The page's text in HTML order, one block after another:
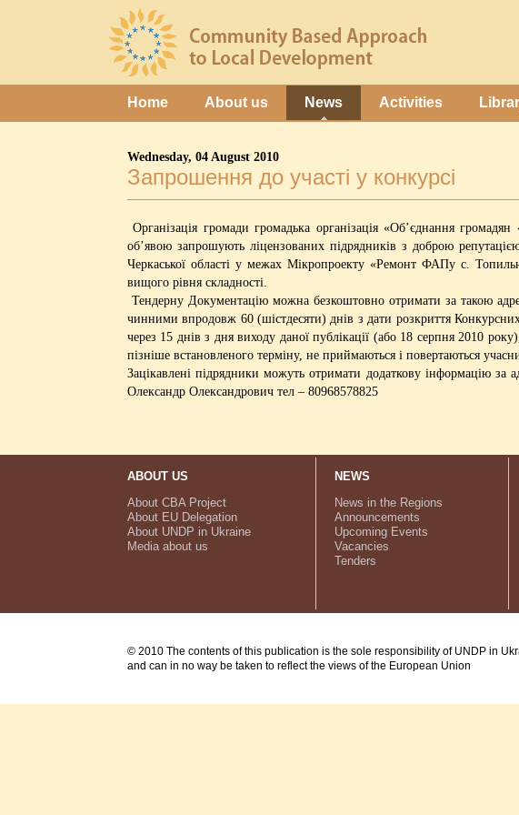
Home About us News Activities
Wednesday, 04 August 2010
Запрошення до участі у конкурсі
Організація громади громадька організація «Об’єднання
об’явою запрошують ліцензованих підрядників з доброю
Черкаської області у межах Мікропроекту «Ремонт ФАПу с.
вищого рівня складності.
Тендерну Документацію можна безкоштовно отримати за такою
чинними впродовж 60 (шістдесяти) днів з дати розкриття
через 15 днів з дня виходу даної публікації (або 18 серпня 2010
пізніше встановленого терміну, не приймаються і повертаються
Зацікавлені підрядники можуть отримати додаткову інформацію
Олександр Олександрович тел – 80968578825
ABOUT US
About CBA Project
About EU Delegation
About UNDP in Ukraine
Media about us
NEWS
News in the Regions
Announcements
Upcoming Events
Vacancies
Tenders
© 2010 The contents of this publication is the sole responsibility of UNDP in
and can in no way be taken to reflect the views of the European Union